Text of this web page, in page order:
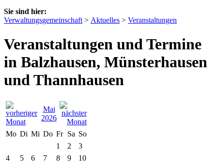
Sie sind hier:
Verwaltungsgemeinschaft > Aktuelles > Veranstaltungen
Veranstaltungen und Termine
in Balzhausen, Münsterhausen
und Thannhausen
Mai
2026
Mo Di Mi Do Fr Sa So
1
2
3
4
5 6 7 8 9
10